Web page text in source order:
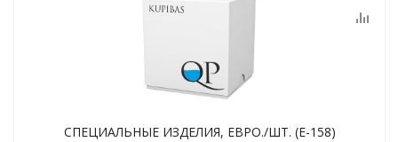
СПЕЦИАЛЬНЫЕ ИЗДЕЛИЯ, ЕВРО./ШТ. (E-158)